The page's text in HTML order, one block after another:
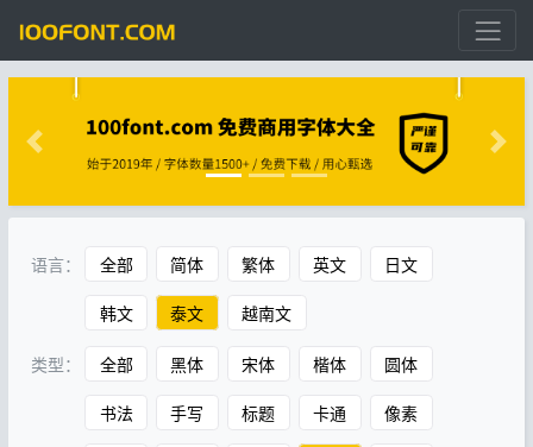
语言： 全部 简体 繁体 英文 日文
韩文 泰文 越南文
类型： 全部 黑体 宋体 楷体 圆体
书法 手写 标题 卡通 像素